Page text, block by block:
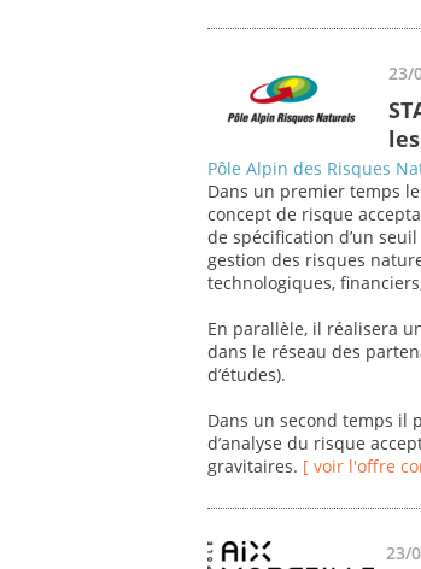
23/
Pôle Alpin des Risques
Dans un premier temps
concept de risque
de spécification d’un
gestion des risques
technologiques,
En parallèle, il réalisera
dans le réseau des
d’études).
Dans un second temps il
d’analyse du risque
gravitaires. [ voir l'offre
23/